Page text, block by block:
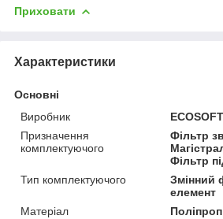
Приховати
Характеристики
Основні
Виробник
ECOSOFT
Призначення
комплектуючого
Фільтр
Фільтр
Тип комплектуючого
Змінний
елемент
Матеріал